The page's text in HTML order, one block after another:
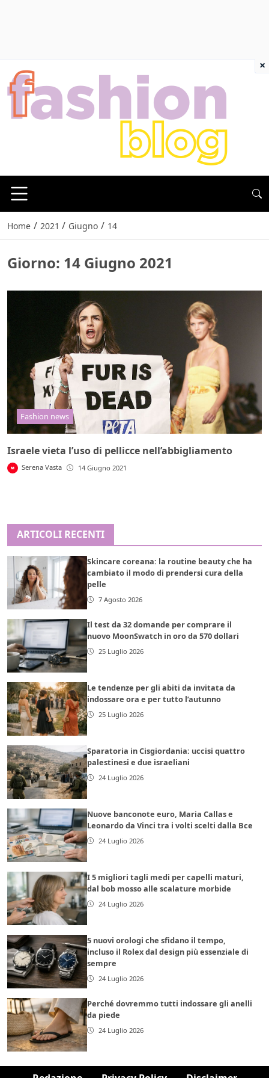
Home / 2021 / Giugno / 14
Giorno: 14 Giugno 2021
Fashion news
Israele vieta l’uso di pellicce nell’abbigliamento
Serena Vasta 14 Giugno 2021
ARTICOLI RECENTI
Skincare coreana: la routine beauty che ha
cambiato il modo di prendersi cura della
pelle
7 Agosto 2026
Il test da 32 domande per comprare il
nuovo MoonSwatch in oro da 570 dollari
25 Luglio 2026
Le tendenze per gli abiti da invitata da
indossare ora e per tutto l’autunno
25 Luglio 2026
Sparatoria in Cisgiordania: uccisi quattro
palestinesi e due israeliani
24 Luglio 2026
Nuove banconote euro, Maria Callas e
Leonardo da Vinci tra i volti scelti dalla Bce
24 Luglio 2026
I 5 migliori tagli medi per capelli maturi,
dal bob mosso alle scalature morbide
24 Luglio 2026
5 nuovi orologi che sfidano il tempo,
incluso il Rolex dal design più essenziale di
sempre
24 Luglio 2026
Perché dovremmo tutti indossare gli anelli
da piede
24 Luglio 2026
×